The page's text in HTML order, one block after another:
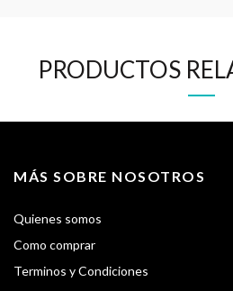
PRODUCTOS
MÁS SOBRE NOSOTROS
Quienes somos
Como comprar
Terminos y Condiciones